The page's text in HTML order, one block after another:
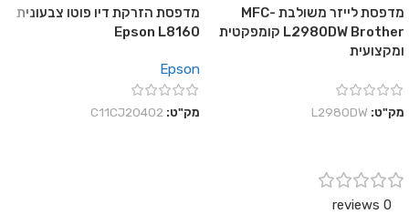
מדפסת לייזר משולבת MFC-
L2980DW Brother קומפקטית
ומקצועית
מק"ט: L2980DW
מדפסת הזרקת דיו פוטו צבעונית
Epson L8160
Epson
מק"ט: C11CJ20402
0 reviews